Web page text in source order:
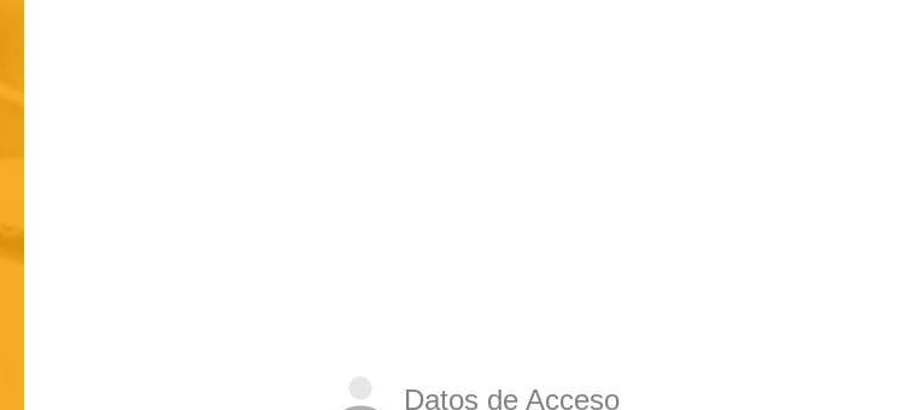
Datos de Acceso